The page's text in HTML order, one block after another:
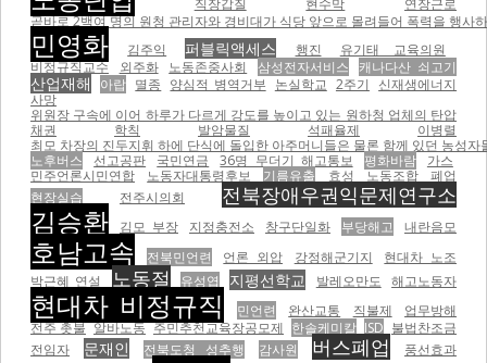
직장갑질 현수막
연장근로
곧바로 2백여 명의 원청 관리자와 경비대가 식당 앞으로 몰려들어 폭력을 행
민영화 김주익 퍼블릭액세스 행진
유기태 교육의원
비정규직교수
외주화 노동존중사회 삼성전자서비스 캐나다산 쇠고기
산업재해 아랍 멸종 양심적 병역거부 논실학교 2주기
신재생에너지
사망
위원장 구속에 이어 하루가 다르게 강도를 높이고 있는 원하청 업체의 탄압
채권
학칙 발암물질 석패율제
이병렬
최모 차장의 진두지휘 하에 단식에 돌입한 아주머니들은 물론 함께 있던 농
노후버스
선고공판 국민연금 36명 무더기 해고통보 평화바람
가스
민주언론시민연합
노동자대통령후보 기름유출 효성 노동조합
폐업
현장실습
전주시의회 전북장애우권익문제연구소
김승환 김모 부장 지정충전소 창구단일화 부당해고 내란음모
호남고속 전북민언련 언론 외압 강정해군기지
현대차 노조
박근혜 연설
노동절 유성엽 지평선학교 발레오만도 해고노동자
현대차 비정규직 민언련 완산교통 직불제
업무방해
전주 촛불 알바노동 주민추천교육장공모제 한솔케미칼 ISD 불법찬조금
전임자
문재인 전북도청 성추행 감사원 버스폐업
풍선효과